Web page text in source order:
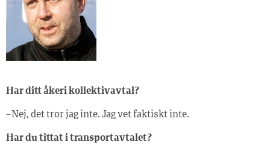
Har ditt åkeri kollektivavtal?
– Nej, det tror jag inte. Jag vet faktiskt inte.
Har du tittat i transportavtalet?